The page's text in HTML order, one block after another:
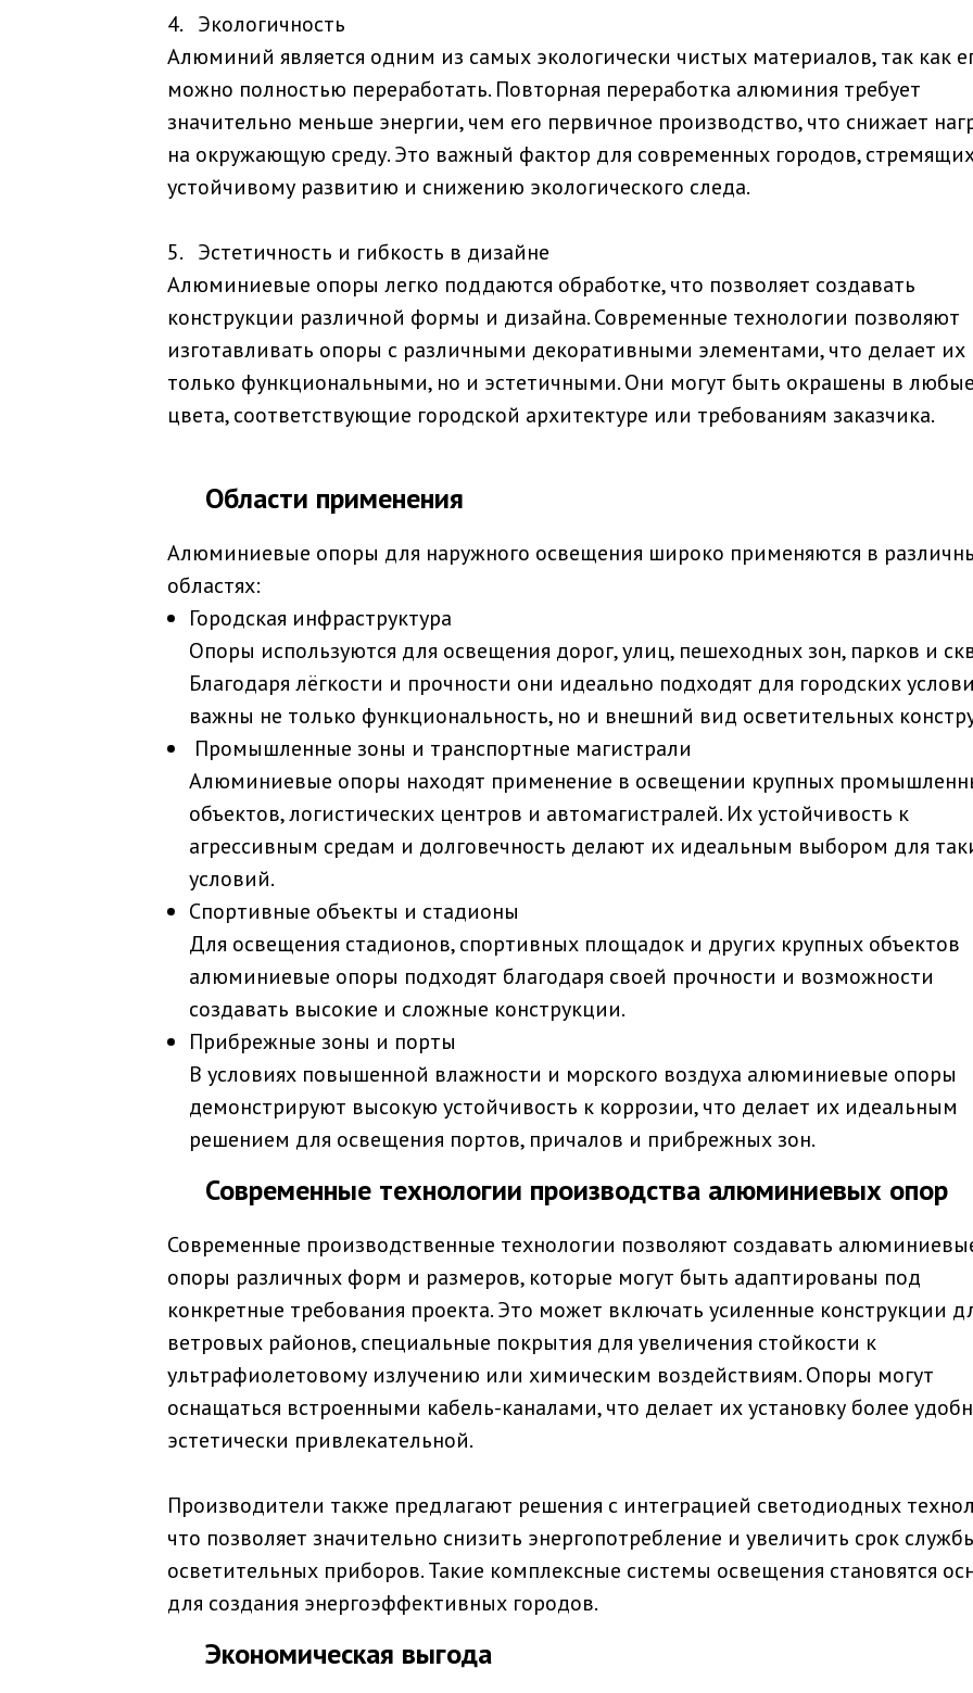
4. Экологичность
Алюминий является одним из самых экологически чистых материалов, так как
можно полностью переработать. Повторная переработка алюминия требует
значительно меньше энергии, чем его первичное производство, что снижает
на окружающую среду. Это важный фактор для современных городов,
устойчивому развитию и снижению экологического следа.
5. Эстетичность и гибкость в дизайне
Алюминиевые опоры легко поддаются обработке, что позволяет создавать
конструкции различной формы и дизайна. Современные технологии позволяют
изготавливать опоры с различными декоративными элементами, что делает их
только функциональными, но и эстетичными. Они могут быть окрашены в любые
цвета, соответствующие городской архитектуре или требованиям заказчика.
Области применения
Алюминиевые опоры для наружного освещения широко применяются в
областях:
Городская инфраструктура
Опоры используются для освещения дорог, улиц, пешеходных зон, парков и
Благодаря лёгкости и прочности они идеально подходят для городских
важны не только функциональность, но и внешний вид осветительных
Промышленные зоны и транспортные магистрали
Алюминиевые опоры находят применение в освещении крупных
объектов, логистических центров и автомагистралей. Их устойчивость к
агрессивным средам и долговечность делают их идеальным выбором для
условий.
Спортивные объекты и стадионы
Для освещения стадионов, спортивных площадок и других крупных объектов
алюминиевые опоры подходят благодаря своей прочности и возможности
создавать высокие и сложные конструкции.
Прибрежные зоны и порты
В условиях повышенной влажности и морского воздуха алюминиевые опоры
демонстрируют высокую устойчивость к коррозии, что делает их идеальным
решением для освещения портов, причалов и прибрежных зон.
Современные технологии производства алюминиевых опор
Современные производственные технологии позволяют создавать
опоры различных форм и размеров, которые могут быть адаптированы под
конкретные требования проекта. Это может включать усиленные конструкции
ветровых районов, специальные покрытия для увеличения стойкости к
ультрафиолетовому излучению или химическим воздействиям. Опоры могут
оснащаться встроенными кабель-каналами, что делает их установку более
эстетически привлекательной.
Производители также предлагают решения с интеграцией светодиодных
что позволяет значительно снизить энергопотребление и увеличить срок
осветительных приборов. Такие комплексные системы освещения становятся
для создания энергоэффективных городов.
Экономическая выгода